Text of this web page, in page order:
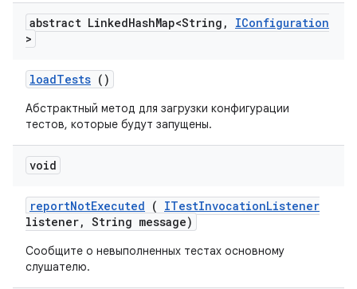
abstract LinkedHashMap<String ,
IConfiguration
>
loadTests ()
Абстрактный метод для загрузки конфигурации
тестов, которые будут запущены.
void
reportNotExecuted ( ITestInvocationListener
listener, String message)
Сообщите о невыполненных тестах основному
слушателю.